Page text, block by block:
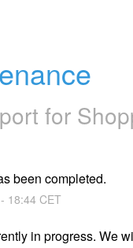
for
been completed.
- 18:44CET
in progress. We